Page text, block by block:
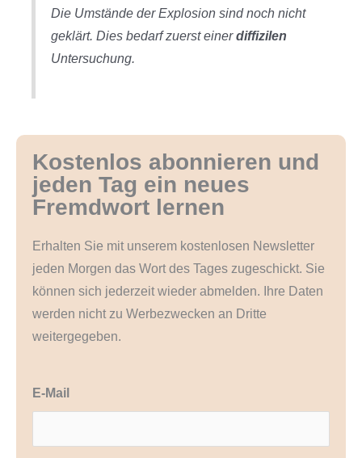
Die Umstände der Explosion sind noch nicht
geklärt. Dies bedarf zuerst einerdiffizilen
Untersuchung.
Kostenlos abonnieren und
jeden Tag ein neues
Fremdwort lernen
Erhalten Sie mit unserem kostenlosen Newsletter
jeden Morgen das Wort des Tages zugeschickt. Sie
können sich jederzeit wieder abmelden. Ihre Daten
werden nicht zu Werbezwecken an Dritte
weitergegeben.
E-Mail